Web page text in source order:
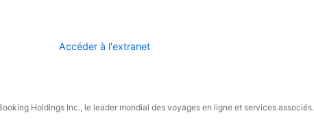
Accéder à l'extranet
Holdings Inc., le leader mondial des voyages en ligne et services associés.